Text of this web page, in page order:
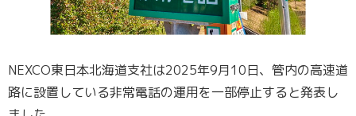
NEXCO東日本北海道支社は2025年9月10日、管内の高速道
路に設置している非常電話の運用を一部停止すると発表し